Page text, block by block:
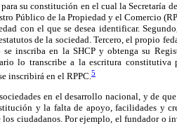
su constitución en el cual la Secretaría
Público de la Propiedad y el Comercio
con el que se desea identificar.
de la sociedad. Tercero, el propio
se inscriba en la SHCP y obtenga su
lo transcribe a la escritura
inscribirá en el RPPC. 5
en el desarrollo nacional, y de
y la falta de apoyo, facilidades y
ciudadanos. Por ejemplo, el fundador o